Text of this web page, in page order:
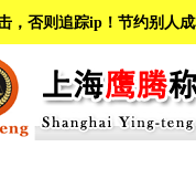
，否则追踪ip！节约别人